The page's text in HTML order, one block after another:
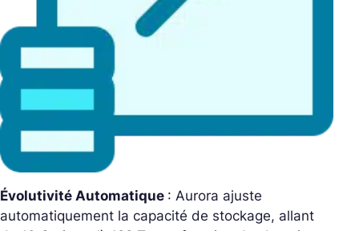
Évolutivité Automatique : Aurora ajuste
automatiquement la capacité de stockage, allant